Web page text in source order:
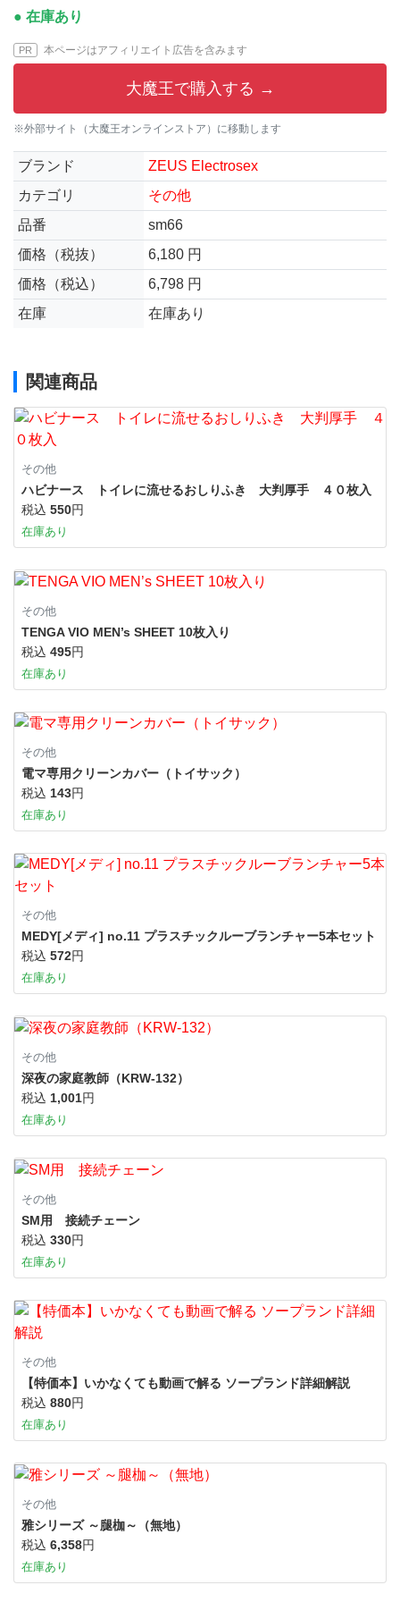
● 在庫あり
PR 本ページはアフィリエイト広告を含みます
大魔王で購入する →
※外部サイト（大魔王オンラインストア）に移動します
ブランド
ZEUS Electrosex
カテゴリ
その他
品番
sm66
価格（税抜）
6,180 円
価格（税込）
6,798 円
在庫
在庫あり
関連商品
その他
ハビナース トイレに流せるおしりふき 大判厚手 ４０枚入
税込 550円
在庫あり
その他
TENGA VIO MEN’s SHEET 10枚入り
税込 495円
在庫あり
その他
電マ専用クリーンカバー（トイサック）
税込 143円
在庫あり
その他
MEDY[メディ] no.11 プラスチックルーブランチャー5本セット
税込 572円
在庫あり
その他
深夜の家庭教師（KRW-132）
税込 1,001円
在庫あり
その他
SM用 接続チェーン
税込 330円
在庫あり
その他
【特価本】いかなくても動画で解る ソープランド詳細解説
税込 880円
在庫あり
その他
雅シリーズ ～腿枷～（無地）
税込 6,358円
在庫あり